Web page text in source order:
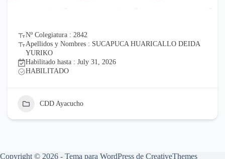
Nº Colegiatura : 2842
Apellidos y Nombres : SUCAPUCA HUARICALLO DEIDA
YURIKO
Habilitado hasta : July 31, 2026
HABILITADO
CDD Ayacucho
Copyright © 2026 - Tema para WordPress de CreativeThemes